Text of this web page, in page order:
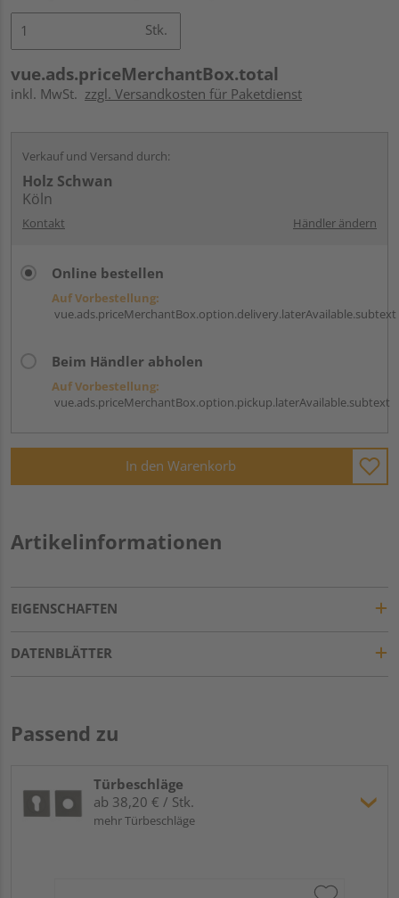
Stk.
vue.ads.priceMerchantBox.total
inkl. MwSt. zzgl. Versandkosten für Paketdienst
Verkauf und Versand durch:
Holz Schwan
Köln
Kontakt Händler ändern
Online bestellen
Auf Vorbestellung:
vue.ads.priceMerchantBox.option.delivery.laterAvailable.subtext
Beim Händler abholen
Auf Vorbestellung:
vue.ads.priceMerchantBox.option.pickup.laterAvailable.subtext
In den Warenkorb
Artikelinformationen
EIGENSCHAFTEN
DATENBLÄTTER
Passend zu
Türbeschläge
ab 38,20 € / Stk.
mehr Türbeschläge